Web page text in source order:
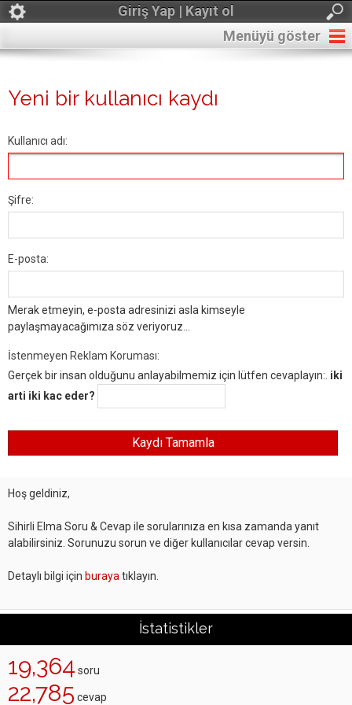
Giriş Yap | Kayıt ol
Menüyü göster
Yeni bir kullanıcı kaydı
Kullanıcı adı:
Şifre:
E-posta:
Merak etmeyin, e-posta adresinizi asla kimseyle
paylaşmayacağımıza söz veriyoruz...
İstenmeyen Reklam Koruması:
Gerçek bir insan olduğunu anlayabilmemiz için lütfen cevaplayın:. iki
arti iki kac eder?
Hoş geldiniz,
Sihirli Elma Soru & Cevap ile sorularınıza en kısa zamanda yanıt
alabilirsiniz. Sorunuzu sorun ve diğer kullanıcılar cevap versin.
Detaylı bilgi için buraya tıklayın.
İstatistikler
19,364 soru
22,785 cevap